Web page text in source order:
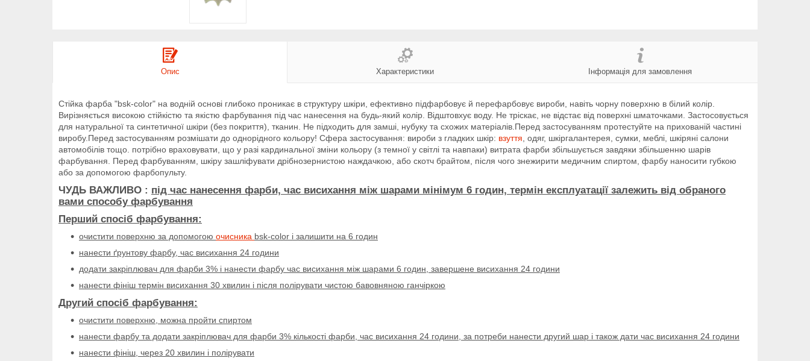
Опис Характеристики Інформація для замовлення
Стійка фарба "bsk-color" на водній основі глибоко проникає в структуру шкіри, ефективно підфарбовує й перефарбовує вироби, навіть чорну поверхню в білий колір.
Вирізняється високою стійкістю та якістю фарбування під час нанесення на будь-який колір. Відштовхує воду. Не тріскає, не відстає від поверхні шматочками. Застосовується
для натуральної та синтетичної шкіри (без покриття), тканин. Не підходить для замші, нубуку та схожих матеріалів.Перед застосуванням протестуйте на прихованій частині
виробу.Перед застосуванням розмішати до однорідного кольору! Сфера застосування: вироби з гладких шкір: взуття , одяг, шкіргалантерея, сумки, меблі, шкіряні салони
автомобілів тощо. потрібно враховувати, що у разі кардинальної зміни кольору (з темної у світлі та навпаки) витрата фарби збільшується завдяки збільшенню шарів
фарбування. Перед фарбуванням, шкіру зашліфувати дрібнозернистою наждачкою, або скотч брайтом, після чого знежирити медичним спиртом, фарбу наносити губкою
або за допомогою фарбопульту.
ЧУДЬ ВАЖЛИВО : під час нанесення фарби, час висихання між шарами мінімум 6 годин, термін експлуатації залежить від обраного
вами способу фарбування
Перший спосіб фарбування:
очистити поверхню за допомогою очисника bsk-color і залишити на 6 годин
нанести ґрунтову фарбу, час висихання 24 години
додати закріплювач для фарби 3% і нанести фарбу час висихання між шарами 6 годин, завершене висихання 24 години
нанести фініш термін висихання 30 хвилин і після полірувати чистою бавовняною ганчіркою
Другий спосіб фарбування:
очистити поверхню, можна пройти спиртом
нанести фарбу та додати закріплювач для фарби 3% кількості фарби, час висихання 24 години, за потреби нанести другий шар і також дати час висихання 24 години
нанести фініш, через 20 хвилин і полірувати